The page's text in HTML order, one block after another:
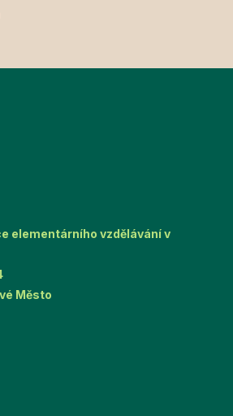
elementárního vzdělávání v
Město